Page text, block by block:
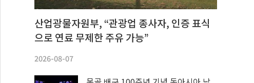
산업광물자원부, “관광업 종사자, 인증 표식
으로 연료 무제한 주유 가능”
2026-08-07